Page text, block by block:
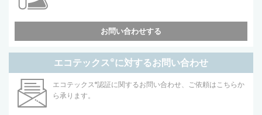
お問い合わせする
エコテックス®に対するお問い合わせ
エコテックス®認証に関するお問い合わせ、ご依頼はこちらか
ら承ります。